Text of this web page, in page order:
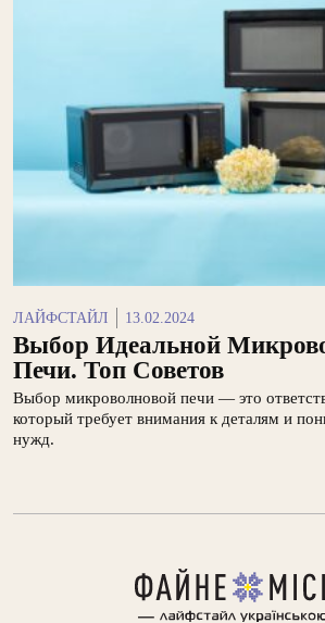
ЛАЙФСТАЙЛ 13.02.2024
Выбор Идеальной
Печи. Топ Советов
Выбор микроволновой печи — это
который требует внимания к деталям и
нужд.